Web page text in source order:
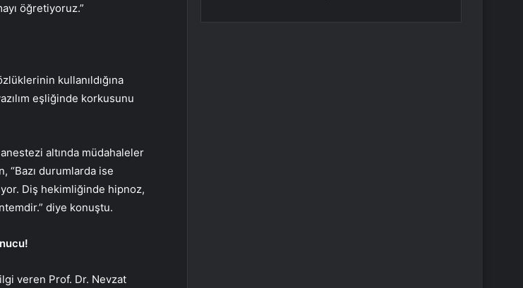
öğretiyoruz.”
kullanıldığına
eşliğinde korkusunu
altında müdahaleler
“Bazı durumlarda ise
Diş hekimliğinde hipnoz,
diye konuştu.
veren Prof. Dr. Nevzat